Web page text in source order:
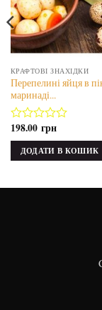
КРАФТОВІ ЗНАХІДКИ
Перепелині яйця в
маринаді...
Оцінено
в
5
198.00 грн
ДОДАТИ В КОШИК